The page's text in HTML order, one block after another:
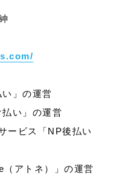
」の運営
い」の運営
ービス「NP後払い
アトネ）」の運営